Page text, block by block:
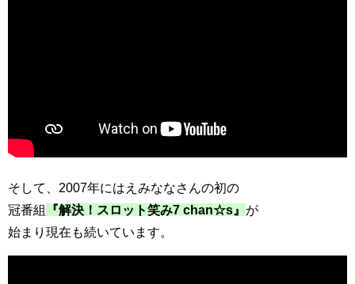
そして、2007年にはえみななさんの初の
冠番組
『解決！スロット笑み7 chan☆s』 が
始まり現在も続いています。